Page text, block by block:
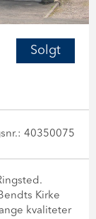
Solgt
40350075
Kirke
kvaliteter